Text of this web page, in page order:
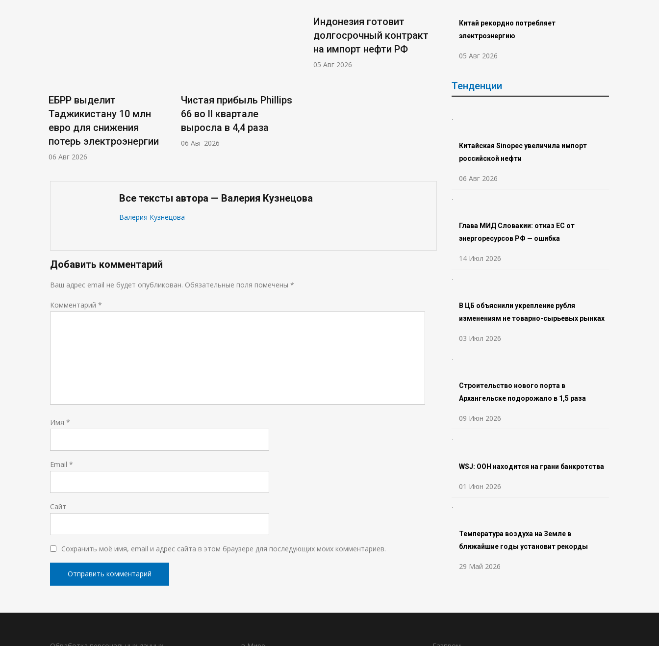
ЕБРР выделит
Таджикистану 10 млн
евро для снижения
потерь электроэнергии
06 Авг 2026
Чистая прибыль Phillips
66 во ll квартале
выросла в 4,4 раза
06 Авг 2026
Индонезия готовит
долгосрочный контракт
на импорт нефти РФ
05 Авг 2026
Все тексты автора — Валерия Кузнецова
Валерия Кузнецова
Добавить комментарий
Ваш адрес email не будет опубликован. Обязательные поля помечены *
Комментарий *
Имя *
Email *
Сайт
Сохранить моё имя, email и адрес сайта в этом браузере для последующих моих комментариев.
Китай рекордно потребляет
электроэнергию
05 Авг 2026
Тенденции
Китайская Sinopec увеличила импорт
российской нефти
06 Авг 2026
Глава МИД Словакии: отказ ЕС от
энергоресурсов РФ — ошибка
14 Июл 2026
В ЦБ объяснили укрепление рубля
изменениям не товарно-сырьевых рынках
03 Июл 2026
Строительство нового порта в
Архангельске подорожало в 1,5 раза
09 Июн 2026
WSJ: ООН находится на грани банкротства
01 Июн 2026
Температура воздуха на Земле в
ближайшие годы установит рекорды
29 Май 2026